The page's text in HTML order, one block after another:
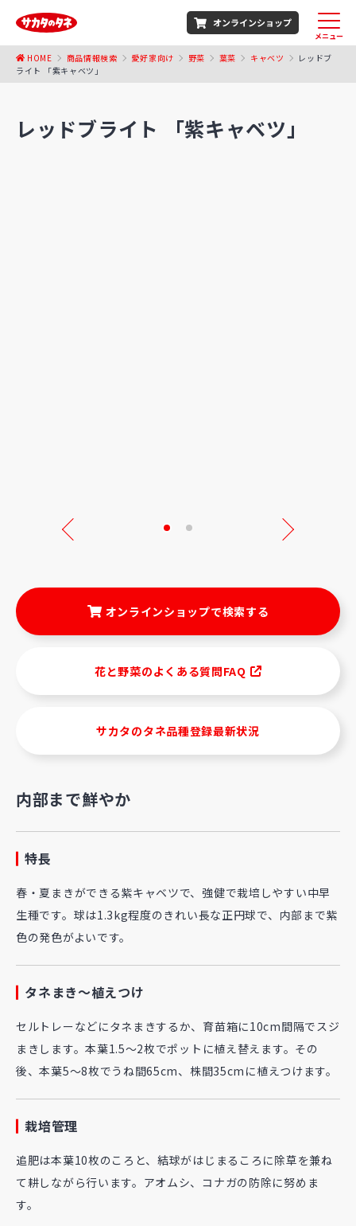
オンラインショップ
メニュー
HOME 商品情報検索 愛好家向け 野菜 葉菜 キャベツ
レッドブ
ライト 「紫キャベツ」
レッドブライト 「紫キャベツ」
Next
オンラインショップで検索する
花と野菜のよくある質問FAQ
サカタのタネ品種登録最新状況
内部まで鮮やか
特長
春・夏まきができる紫キャベツで、強健で栽培しやすい中早
生種です。球は1.3kg程度のきれい長な正円球で、内部まで紫
色の発色がよいです。
タネまき～植えつけ
セルトレーなどにタネまきするか、育苗箱に10cm間隔でスジ
まきします。本葉1.5～2枚でポットに植え替えます。その
後、本葉5～8枚でうね間65cm、株間35cmに植えつけます。
栽培管理
追肥は本葉10枚のころと、結球がはじまるころに除草を兼ね
て耕しながら行います。アオムシ、コナガの防除に努めま
す。